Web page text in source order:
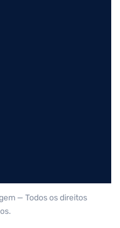
— Todos os direitos